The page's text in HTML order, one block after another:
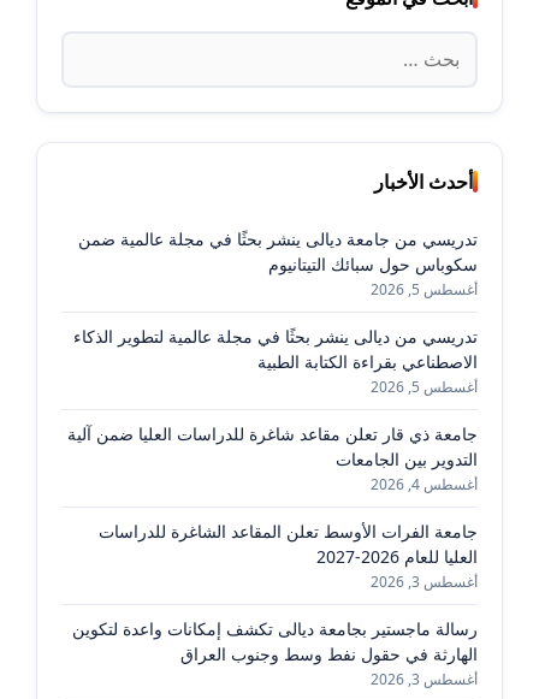
البحث
عن:
أحدث الأخبار
تدريسي من جامعة ديالى ينشر بحثًا في مجلة عالمية ضمن
سكوباس حول سبائك التيتانيوم
أغسطس 5, 2026
تدريسي من ديالى ينشر بحثًا في مجلة عالمية لتطوير الذكاء
الاصطناعي بقراءة الكتابة الطبية
أغسطس 5, 2026
جامعة ذي قار تعلن مقاعد شاغرة للدراسات العليا ضمن آلية
التدوير بين الجامعات
أغسطس 4, 2026
جامعة الفرات الأوسط تعلن المقاعد الشاغرة للدراسات
العليا للعام 2026-2027
أغسطس 3, 2026
رسالة ماجستير بجامعة ديالى تكشف إمكانات واعدة لتكوين
الهارثة في حقول نفط وسط وجنوب العراق
أغسطس 3, 2026